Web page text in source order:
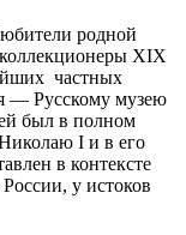
родной
XIX
частных
— Русскому музею
был в полном
I и в его
в контексте
у истоков